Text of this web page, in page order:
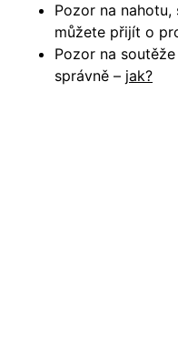
Pozor na
můžete přijít o
Pozor na
správně – jak?